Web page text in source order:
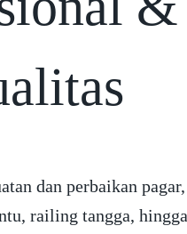
dan perbaikan pagar,
railing tangga, hingga